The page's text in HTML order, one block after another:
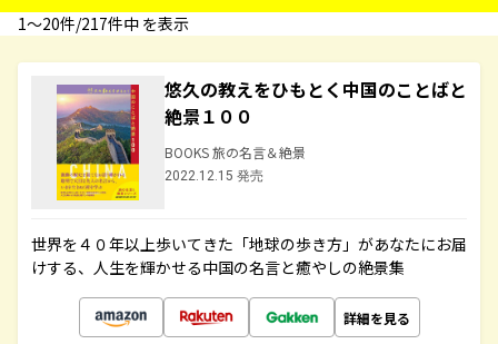
1〜20件/217件中 を表示
悠久の教えをひもとく中国のことばと
絶景１００
BOOKS 旅の名言＆絶景
2022.12.15 発売
世界を４０年以上歩いてきた「地球の歩き方」があなたにお届
けする、人生を輝かせる中国の名言と癒やしの絶景集
詳細を見る